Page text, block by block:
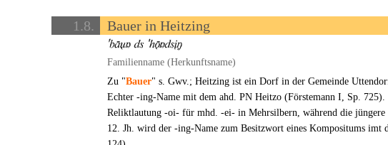
1.8. Bauer in Heitzing
Familienname (Herkunftsname)
Zu "Bauer" s. Gwv.; Heitzing ist ein Dorf in der Gemeinde
Echter -ing-Name mit dem ahd. PN Heitzo (Förstemann I, Sp.
Reliktlautung -oi- für mhd. -ei- in Mehrsilbern, während die
12. Jh. wird der -ing-Name zum Besitzwort eines Kompositums